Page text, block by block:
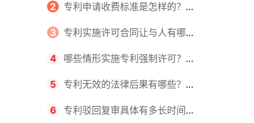
时多个人一起申请吗？
2 专利申请收费标准是怎样的？申
请不同类型的专利所需要的钱不同
3 专利实施许可合同让与人有哪些
主要义务？专利实施许可合同与专利
许可合同有什么区别？
4 哪些情形实施专利强制许可？专
利强制许可的前提条件是什么？
5 专利无效的法律后果有哪些？专
利的无效情形有哪些？
6 专利驳回复审具体有多长时间？